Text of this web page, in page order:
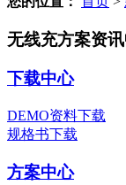
无线充方案资
下载中心
DEMO资料下载
规格书下载
方案中心